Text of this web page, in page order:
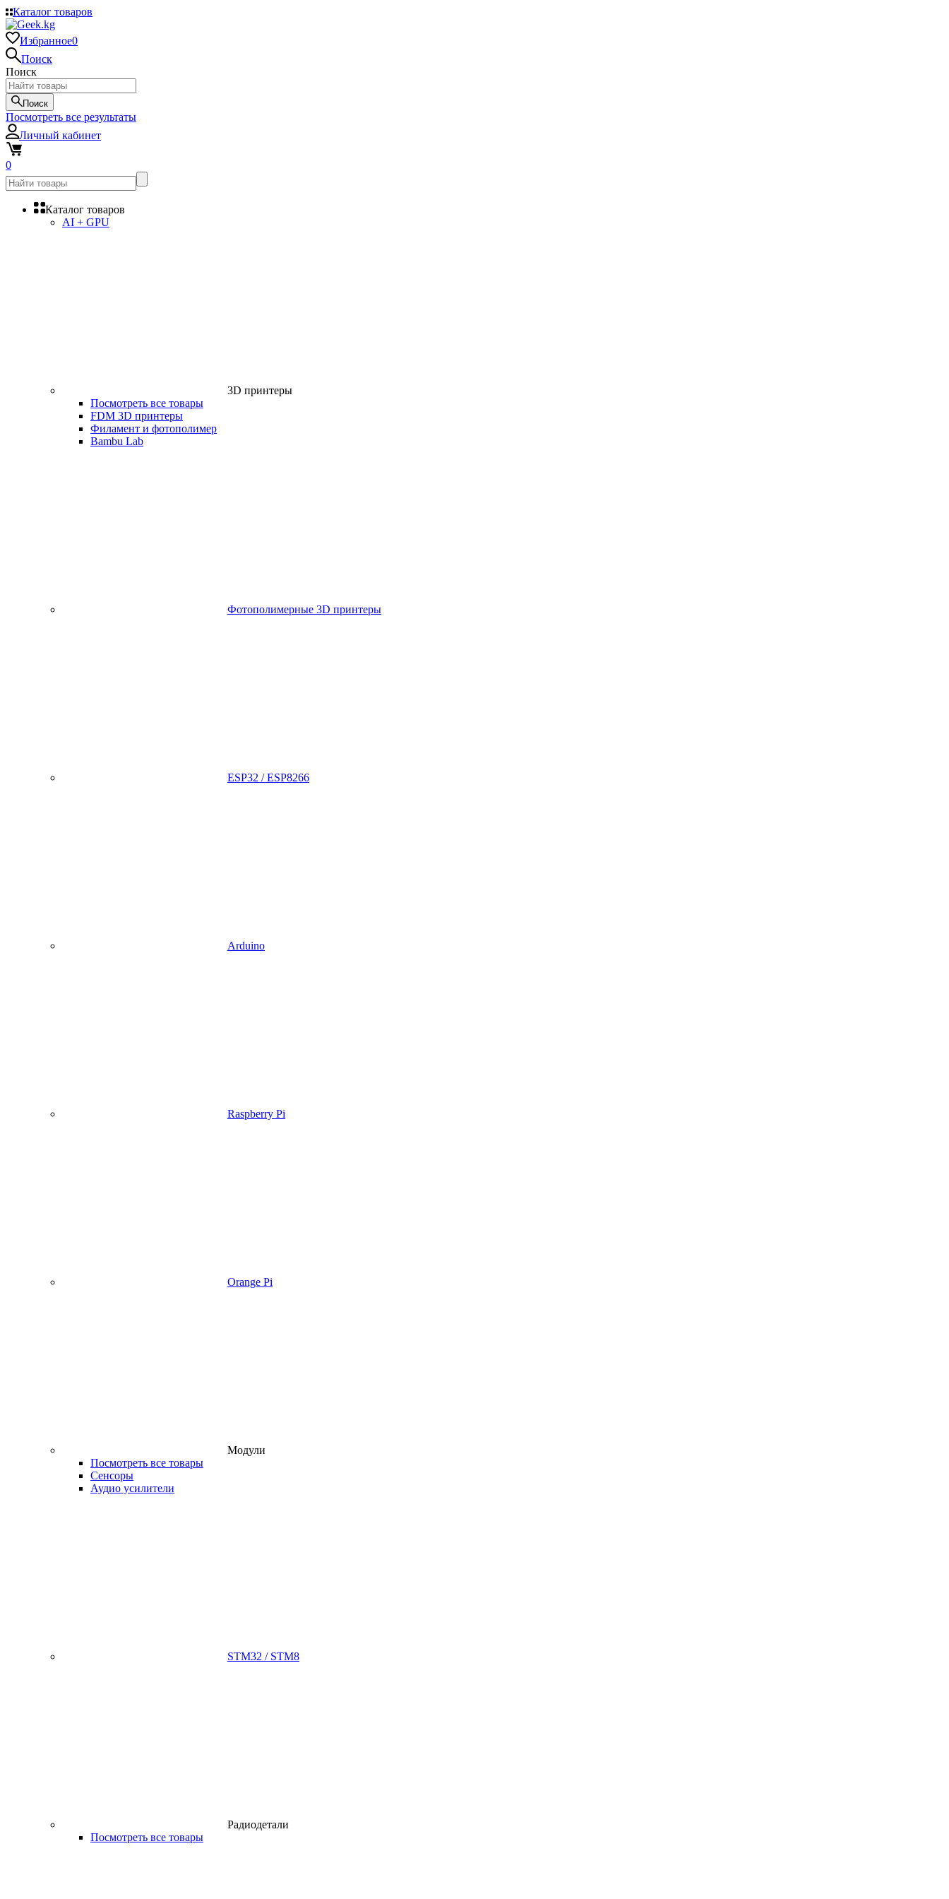
Каталог товаров
Избранное0
Поиск
Поиск
Поиск
Посмотреть все результаты
Личный кабинет
0
Каталог товаров
AI + GPU
3D принтеры
Посмотреть все товары
FDM 3D принтеры
Филамент и фотополимер
Bambu Lab
Фотополимерные 3D принтеры
ESP32 / ESP8266
Arduino
Raspberry Pi
Orange Pi
Модули
Посмотреть все товары
Сенсоры
Аудио усилители
STM32 / STM8
Радиодетали
Посмотреть все товары